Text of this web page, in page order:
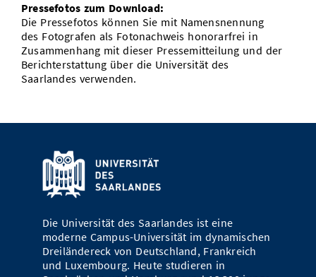
Pressefotos zum Download:
Die Pressefotos können Sie mit Namensnennung
des Fotografen als Fotonachweis honorarfrei in
Zusammenhang mit dieser Pressemitteilung und der
Berichterstattung über die Universität des
Saarlandes verwenden.
Die Universität des Saarlandes ist eine
moderne Campus-Universität im dynamischen
Dreiländereck von Deutschland, Frankreich
und Luxembourg. Heute studieren in